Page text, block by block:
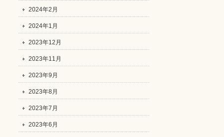
2024年2月
2024年1月
2023年12月
2023年11月
2023年9月
2023年8月
2023年7月
2023年6月